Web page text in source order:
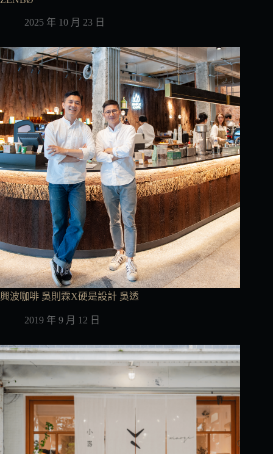
2025 年 10 月 23 日
興波咖啡 吳則霖X硬是設計 吳透
2019 年 9 月 12 日